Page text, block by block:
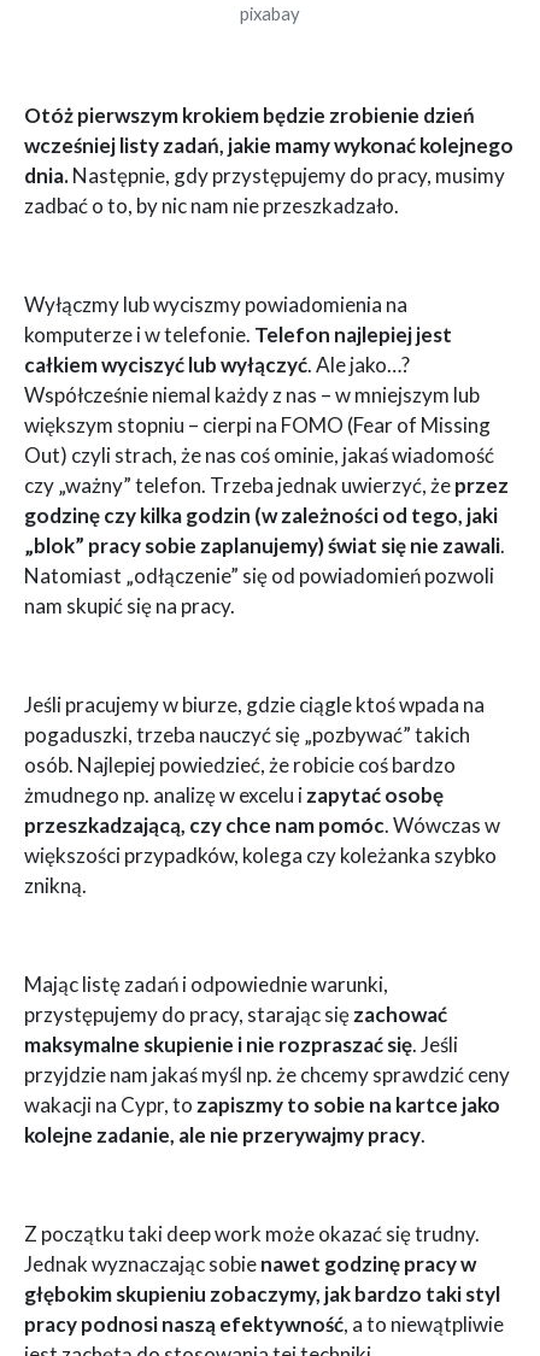
pixabay
Otóż pierwszym krokiem będzie zrobienie dzień
wcześniej listy zadań, jakie mamy wykonać kolejnego
dnia.Następnie, gdy przystępujemy do pracy, musimy
zadbać o to, by nic nam nie przeszkadzało.
Wyłączmy lub wyciszmy powiadomienia na
komputerze i w telefonie. Telefon najlepiej jest
całkiem wyciszyć lub wyłączyć. Ale jako…?
Współcześnie niemal każdy z nas – w mniejszym lub
większym stopniu – cierpi na FOMO (Fear of Missing
Out) czyli strach, że nas coś ominie, jakaś wiadomość
czy „ważny” telefon. Trzeba jednak uwierzyć, żeprzez
godzinę czy kilka godzin (w zależności od tego, jaki
„blok” pracy sobie zaplanujemy) świat się nie zawali.
Natomiast „odłączenie” się od powiadomień pozwoli
nam skupić się na pracy.
Jeśli pracujemy w biurze, gdzie ciągle ktoś wpada na
pogaduszki, trzeba nauczyć się „pozbywać” takich
osób. Najlepiej powiedzieć, że robicie coś bardzo
żmudnego np. analizę w excelu izapytać osobę
przeszkadzającą, czy chce nam pomóc. Wówczas w
większości przypadków, kolega czy koleżanka szybko
znikną.
Mając listę zadań i odpowiednie warunki,
przystępujemy do pracy, starając sięzachować
maksymalne skupienie i nie rozpraszać się. Jeśli
przyjdzie nam jakaś myśl np. że chcemy sprawdzić ceny
wakacji na Cypr, to zapiszmy to sobie na kartce jako
kolejne zadanie, ale nie przerywajmy pracy.
Z początku taki deep work może okazać się trudny.
Jednak wyznaczając sobienawet godzinę pracy w
głębokim skupieniu zobaczymy, jak bardzo taki styl
pracy podnosi naszą efektywność, a to niewątpliwie